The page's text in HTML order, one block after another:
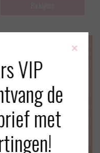
×
VIP
de
met